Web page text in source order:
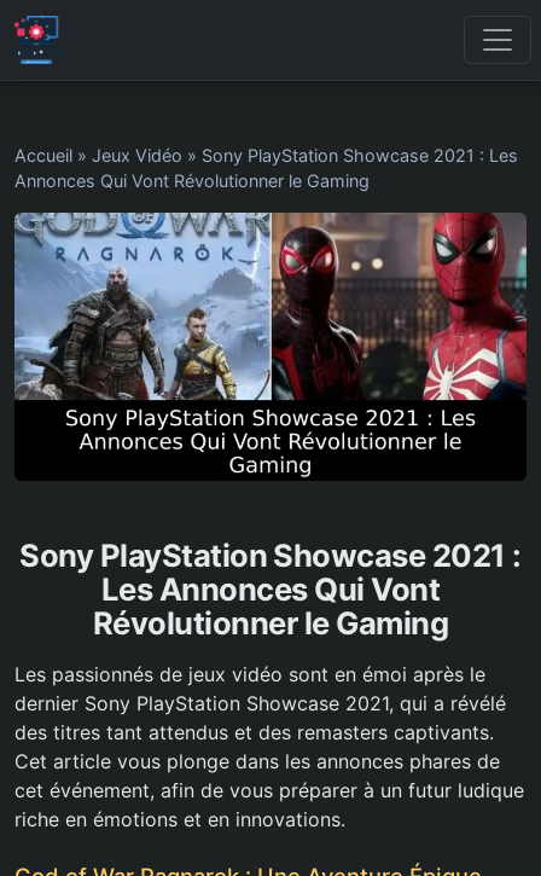
Accueil » Jeux Vidéo » Sony PlayStation Showcase 2021 : Les
Annonces Qui Vont Révolutionner le Gaming
Sony PlayStation Showcase 2021 :
Les Annonces Qui Vont
Révolutionner le Gaming
Les passionnés de jeux vidéo sont en émoi après le
dernier Sony PlayStation Showcase 2021, qui a révélé
des titres tant attendus et des remasters captivants.
Cet article vous plonge dans les annonces phares de
cet événement, afin de vous préparer à un futur ludique
riche en émotions et en innovations.